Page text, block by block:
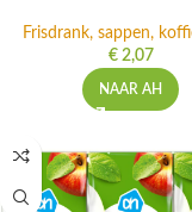
Frisdrank, sappen,
€2,07
NAAR AH